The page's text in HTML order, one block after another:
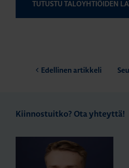
TUTUSTU TALOYHTIÖIDEN
Edellinen artikkeli
Kiinnostuitko? Ota yhteyttä!